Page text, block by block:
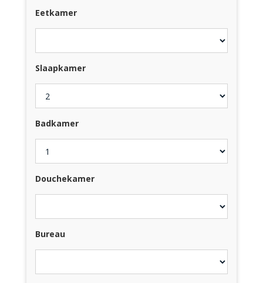
Eetkamer
Slaapkamer
Badkamer
Douchekamer
Bureau